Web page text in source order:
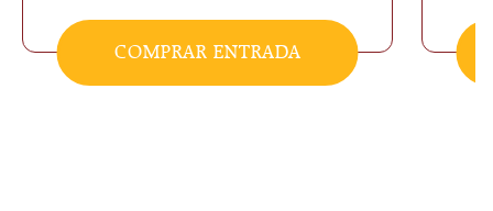
COMPRAR ENTRADA